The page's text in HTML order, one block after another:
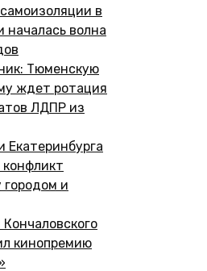
в
началась волна
Тюменскую
ждет ротация
ЛДПР из
Екатеринбурга
и
кинопремию